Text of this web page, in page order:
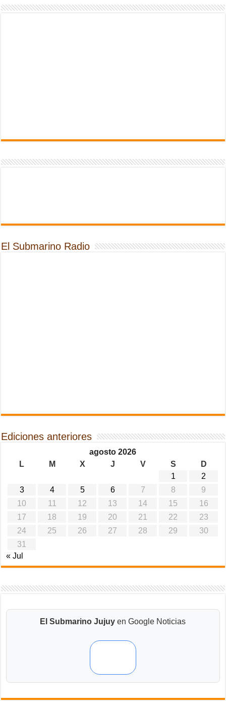
El Submarino Radio
Ediciones anteriores
agosto 2026
L
M X J V S
D
1
2
3
4 5 6 7 8
9
10
11 12 13 14 15
16
17
18 19 20 21 22
23
24
25 26 27 28 29
30
31
« Jul
El Submarino Jujuy en Google Noticias